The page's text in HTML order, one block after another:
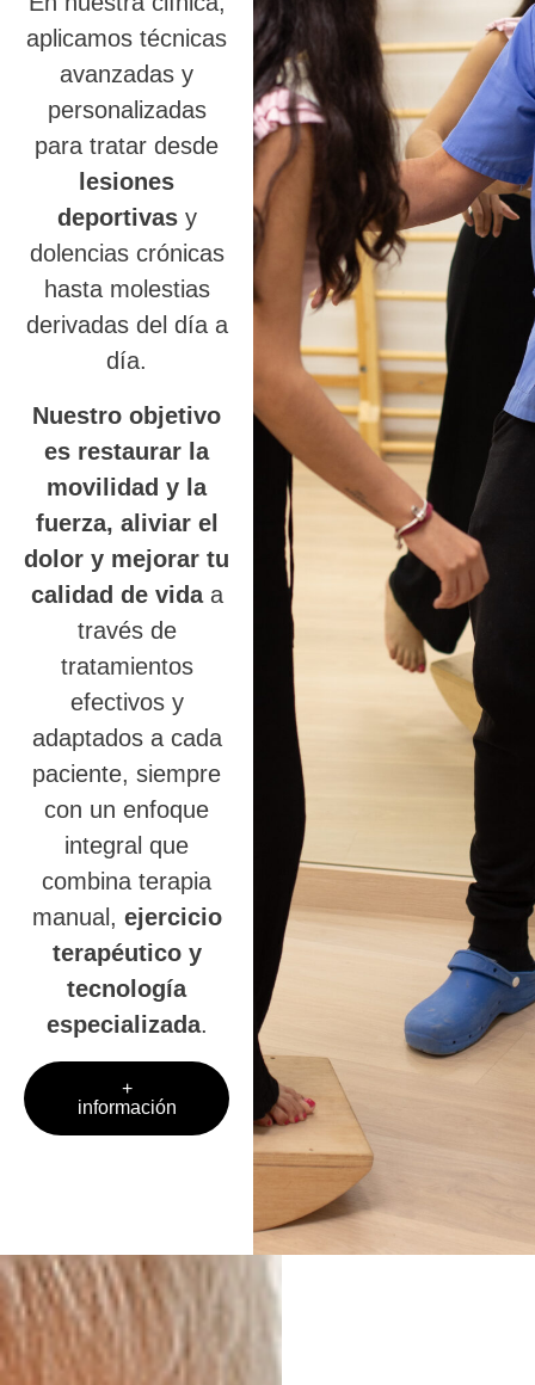
aplicamos técnicas
avanzadas y
personalizadas
para tratar desde
lesiones
deportivasy
dolencias crónicas
hasta molestias
derivadas del día a
día.
Nuestro objetivo
es restaurar la
movilidad y la
fuerza, aliviar el
dolor y mejorar tu
calidad de vidaa
través de
tratamientos
efectivos y
adaptados a cada
paciente, siempre
con un enfoque
integral que
combina terapia
manual, ejercicio
terapéutico y
tecnología
especializada.
+
información